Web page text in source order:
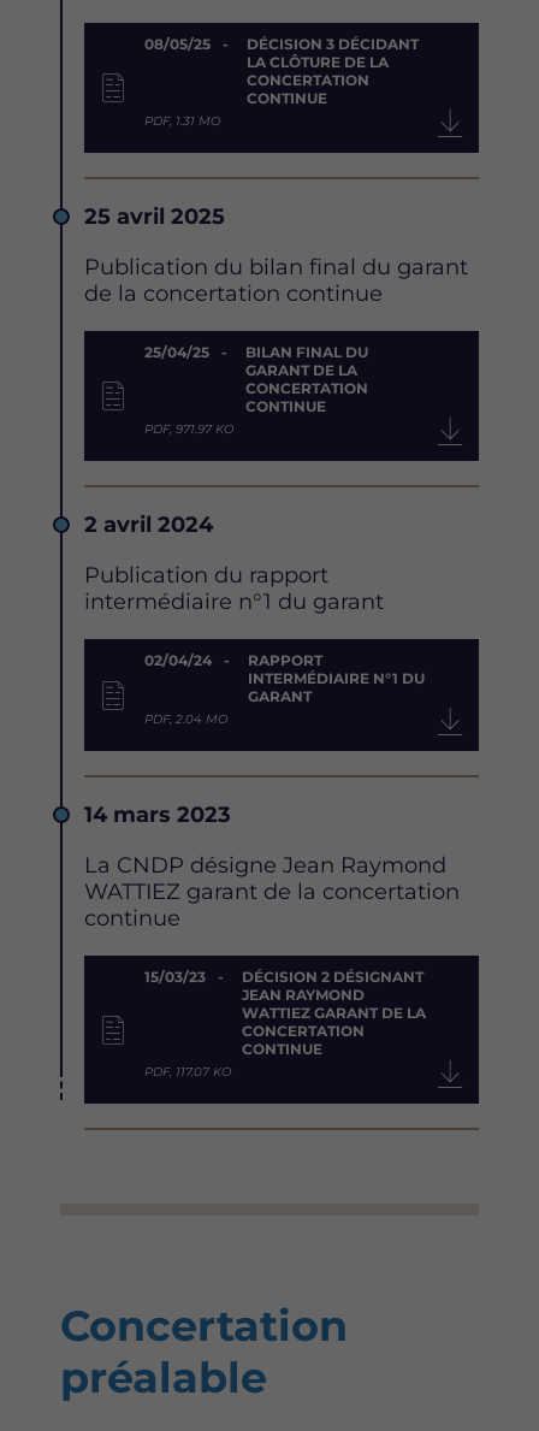
Document
08/05/25
DÉCISION 3 DÉCIDANT
LA CLÔTURE DE LA
CONCERTATION
CONTINUE
PDF, 1.31 MO
Date
25 avril 2025
Description
Publication du bilan final du garant
de la concertation continue
Document
25/04/25
BILAN FINAL DU
GARANT DE LA
CONCERTATION
CONTINUE
PDF, 971.97 KO
Date
2 avril 2024
Description
Publication du rapport
intermédiaire n°1 du garant
Document
02/04/24
RAPPORT
INTERMÉDIAIRE N°1 DU
GARANT
PDF, 2.04 MO
Date
14 mars 2023
Description
La CNDP désigne Jean Raymond
WATTIEZ garant de la concertation
continue
Document
15/03/23
DÉCISION 2 DÉSIGNANT
JEAN RAYMOND
WATTIEZ GARANT DE LA
CONCERTATION
CONTINUE
PDF, 117.07 KO
Concertation
préalable